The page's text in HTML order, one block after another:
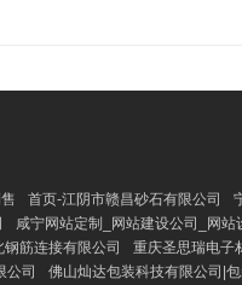
首页-江阴市赣昌砂石有限公司
咸宁网站定制_网站建设公司_网
钢筋连接有限公司 重庆圣思瑞电子
公司
佛山灿达包装科技有限公司|